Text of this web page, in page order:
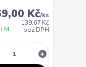
Kč/ks
139,67 Kč
bez DPH